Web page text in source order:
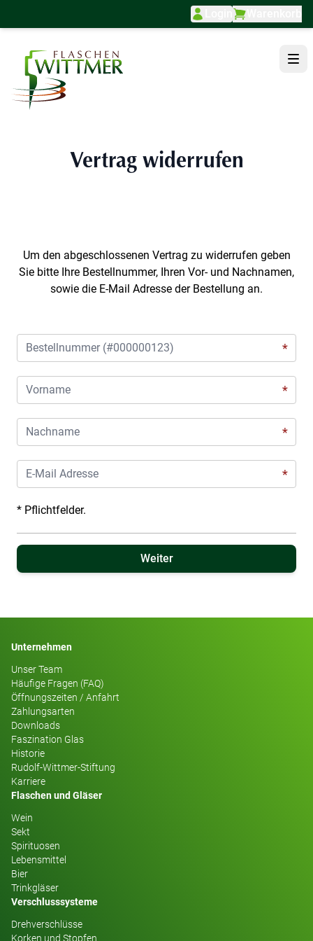
Vertrag widerrufen
Um den abgeschlossenen Vertrag zu widerrufen geben
Sie bitte Ihre Bestellnummer, Ihren Vor- und Nachnamen,
sowie die E-Mail Adresse der Bestellung an.
Bestellnummer
Vorname
Nachname
E-Mail
* Pflichtfelder.
Weiter
Unternehmen
Unser Team
Häufige Fragen (FAQ)
Öffnungszeiten / Anfahrt
Zahlungsarten
Downloads
Faszination Glas
Historie
Rudolf-Wittmer-Stiftung
Karriere
Flaschen und Gläser
Wein
Sekt
Spirituosen
Lebensmittel
Bier
Trinkgläser
Verschlusssysteme
Drehverschlüsse
Korken und Stopfen